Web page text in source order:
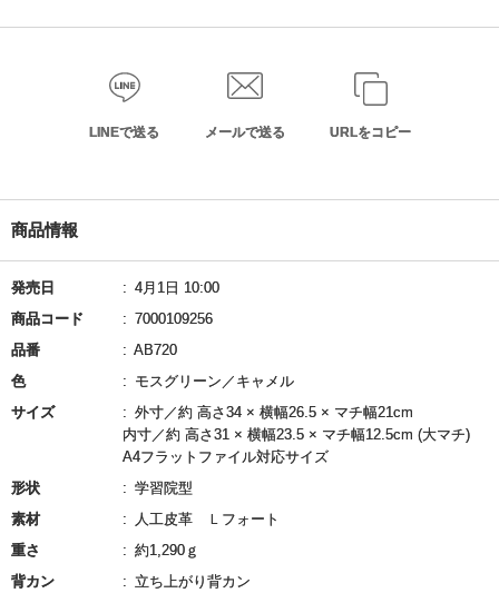
LINEで送る メールで送る URLをコピー
商品情報
発売日
4月1日 10:00
商品コード
7000109256
品番
AB720
色
モスグリーン／キャメル
サイズ
外寸／約 高さ34 × 横幅26.5 × マチ幅21cm
内寸／約 高さ31 × 横幅23.5 × マチ幅12.5cm (大マチ)
A4フラットファイル対応サイズ
形状
学習院型
素材
人工皮革 Ｌフォート
重さ
約1,290ｇ
背カン
立ち上がり背カン